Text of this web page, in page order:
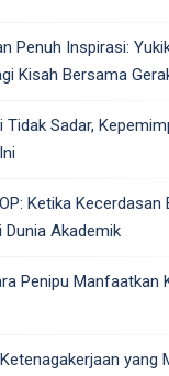
Penuh Inspirasi:
Kisah Bersama
Tidak Sadar,
Ketika Kecerdasan
Akademik
Penipu Manfaatkan
yang